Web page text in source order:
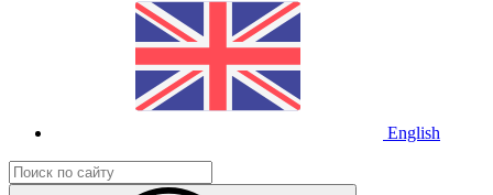
English